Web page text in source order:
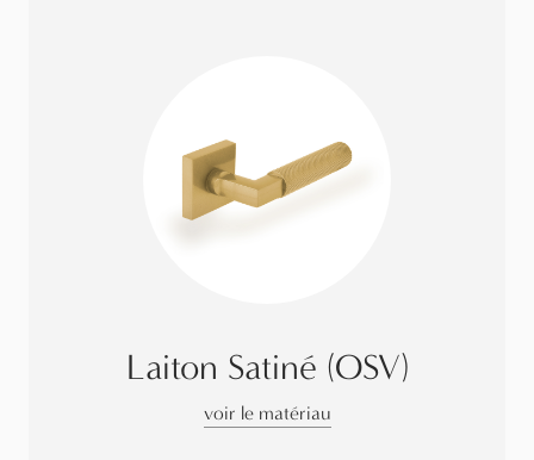
Laiton Satiné (OSV)
voir le matériau